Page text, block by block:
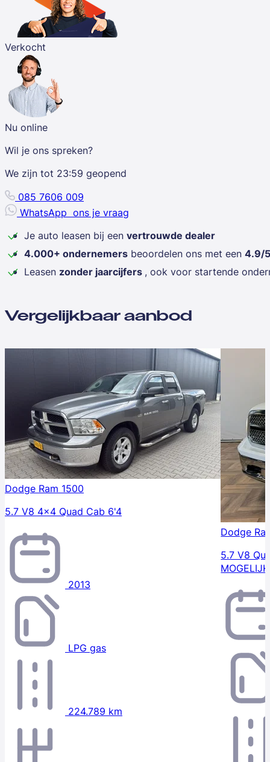
Verkocht
Nu online
Wil je ons spreken?
We zijn tot 23:59 geopend
085 7606 009
WhatsApp ons je vraag
Je auto leasen bij een vertrouwde dealer
4.000+ ondernemers beoordelen ons met een 4.9/5
Leasen zonder jaarcijfers , ook voor startende
Vergelijkbaar aanbod
Dodge Ram 1500
5.7 V8 4x4 Quad Cab 6'4
2013
LPG gas
224.789 km
Dodge
5.7 V8